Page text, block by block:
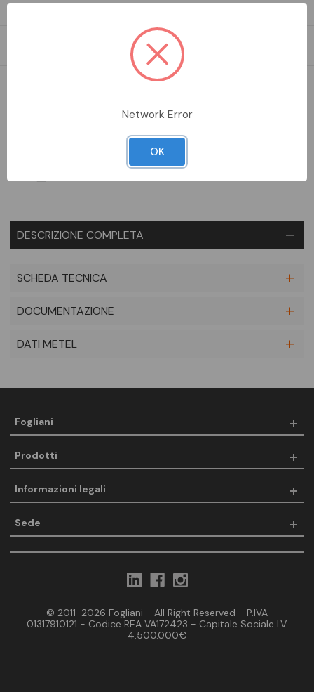
Aggiungi alla comparazione
DESCRIZIONE COMPLETA
SCHEDA TECNICA
DOCUMENTAZIONE
DATI METEL
Fogliani
Prodotti
Informazioni legali
Sede
© 2011-2026 Fogliani - All Right Reserved - P.IVA
01317910121 - Codice REA VA172423 - Capitale Sociale I.V.
4.500.000€
Network Error
OK